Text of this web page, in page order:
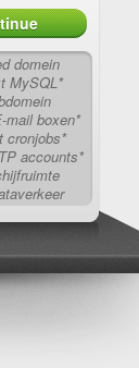
domein
MySQL*
mail boxen*
cronjobs*
accounts*